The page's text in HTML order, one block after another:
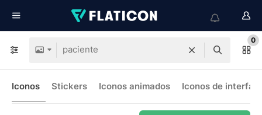
0
Iconos Stickers Iconos animados Iconos de interfaz